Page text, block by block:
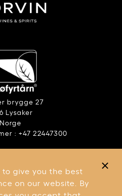
to give you the best
on our website. By
brygge 27
Lysaker
Norge
: +47 22447300
BETINGELSER